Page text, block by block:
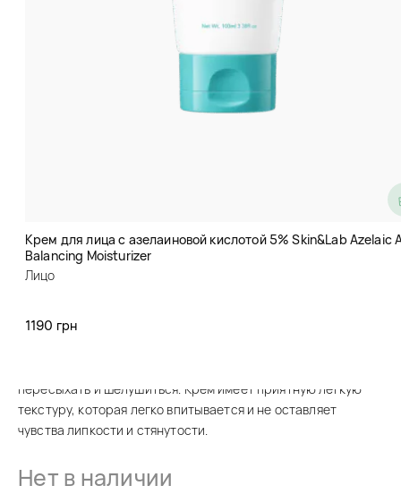
Крем для лица с азелаиновой кислотой 5% Skin&Lab Azelaic
Balancing Moisturizer
Лицо
1190 грн
Крем для лица
Увлажняет, омолаживает и бережно ухаживает за кожей
пересыхать и шелушиться. Крем имеет приятную легкую
текстуру, которая легко впитывается и не оставляет
чувства липкости и стянутости.
Нет в наличии